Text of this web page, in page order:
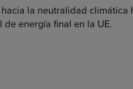
la neutralidad
energía final en la UE.